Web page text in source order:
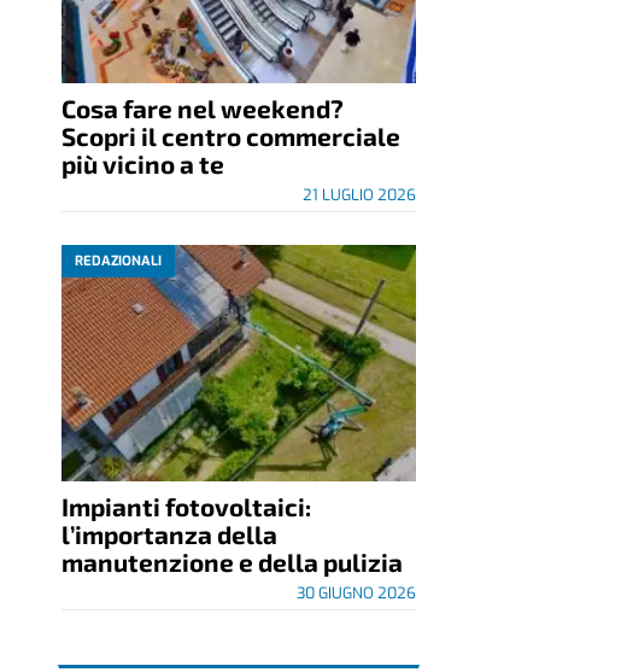
Cosa fare nel weekend?
Scopri il centro commerciale
più vicino a te
21 LUGLIO 2026
REDAZIONALI
Impianti fotovoltaici:
l’importanza della
manutenzione e della pulizia
30 GIUGNO 2026